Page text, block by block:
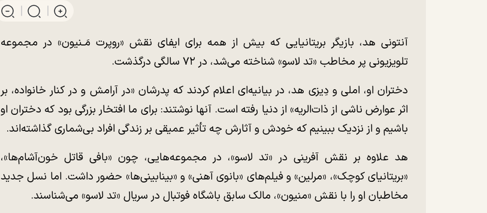
آنتونی هد، بازیگر بریتانیایی که بیش از همه برای ایفای نقش «روپرت مَـنیون» در مجموعه
تلویزیونی پر مخاطب «تد لاسو» شناخته می‌شد، در ۷۲ سالگی درگذشت.
دختران او، املی و دِیزی هد، در بیانیه‌ای اعلام کردند که پدرشان «در آرامش و در کنار خانواده، بر
اثر عوارض ناشی از ذات‌الریه» از دنیا رفته است. آنها نوشتند: برای ما افتخار بزرگی بود که دختران او
باشیم و از نزدیک ببینیم که خودش و آثارش چه تأثیر عمیقی بر زندگی افراد بی‌شماری گذاشته‌اند.
هد علاوه بر نقش آفرینی در «تد لاسو»، در مجموعه‌هایی، چون «بافی قاتل خون‌آشام‌ها»،
«بریتانیای کوچک»، «مرلین» و فیلم‌های «بانوی آهنی» و «بینابینی‌ها» حضور داشت. اما نسل جدید
مخاطبان او را با نقش «منیون»، مالک سابق باشگاه فوتبال در سریال «تد لاسو» می‌شناسند.